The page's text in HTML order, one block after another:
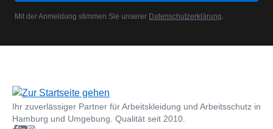
Mit der Anmeldung stimmen Sie unserer Datenschutzerklärung.
Ihr zuverlässiger Partner für Arbeitskleidung und Arbeitsschutz in
Hamburg und Umgebung. Qualität seit 2010.